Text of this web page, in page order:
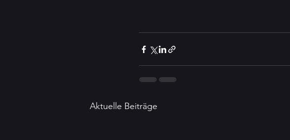
Aktuelle Beiträge